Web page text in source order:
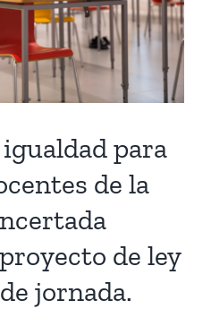
para
de la
de ley
jornada.